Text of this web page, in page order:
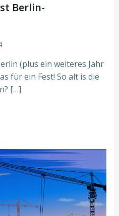
Berlin-
(plus ein weiteres Jahr
für ein Fest! So alt is die
[…]